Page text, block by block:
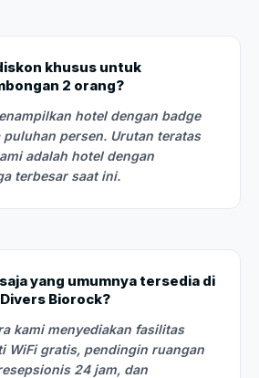
khusus untuk
2 orang?
hotel dengan badge
persen. Urutan teratas
adalah hotel dengan
terbesar saat ini.
yang umumnya tersedia di
Biorock?
kami menyediakan fasilitas
WiFi gratis, pendingin ruangan
24 jam, dan